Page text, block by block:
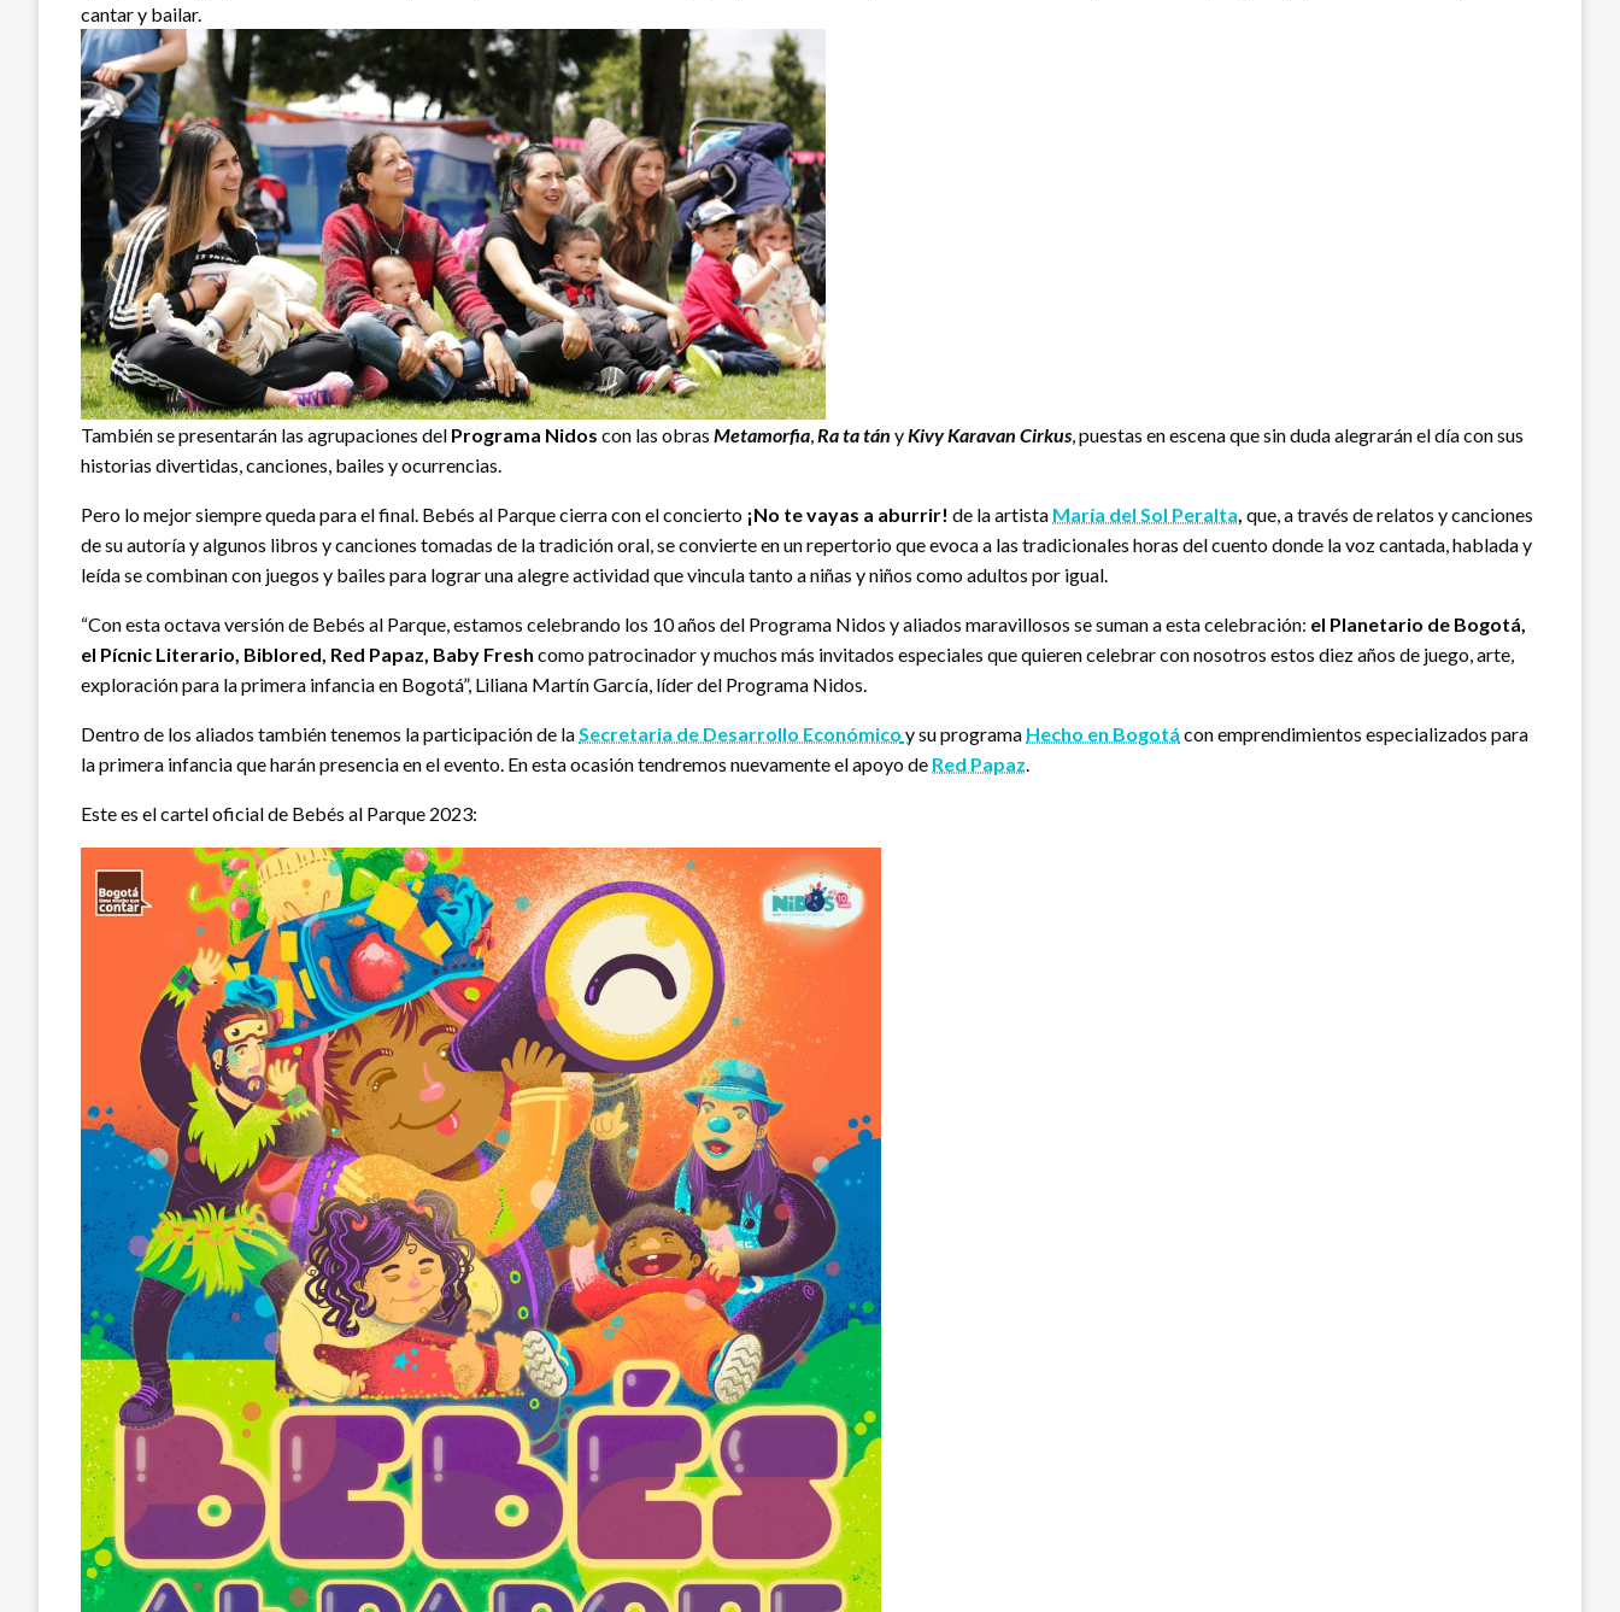
cantar y bailar.
También se presentarán las agrupaciones del Programa Nidos con las obras Metamorfia,Ra ta tán yKivy Karavan Cirkus, puestas en escena que sin duda alegrarán el día con sus
historias divertidas, canciones, bailes y ocurrencias.
Pero lo mejor siempre queda para el final. Bebés al Parque cierra con el concierto ¡No te vayas a aburrir! de la artista María del Sol Peralta, que, a través de relatos y canciones
de su autoría y algunos libros y canciones tomadas de la tradición oral, se convierte en un repertorio que evoca a las tradicionales horas del cuento donde la voz cantada, hablada y
leída se combinan con juegos y bailes para lograr una alegre actividad que vincula tanto a niñas y niños como adultos por igual.
“Con esta octava versión de Bebés al Parque, estamos celebrando los 10 años del Programa Nidos y aliados maravillosos se suman a esta celebración: el Planetario de Bogotá,
el Pícnic Literario, Biblored, Red Papaz, Baby Fresh como patrocinador y muchos más invitados especiales que quieren celebrar con nosotros estos diez años de juego, arte,
exploración para la primera infancia en Bogotá”, Liliana Martín García, líder del Programa Nidos.
Dentro de los aliados también tenemos la participación de laSecretaria de Desarrollo Económico y su programa Hecho en Bogotá con emprendimientos especializados para
la primera infancia que harán presencia en el evento. En esta ocasión tendremos nuevamente el apoyo de Red Papaz.
Este es el cartel oficial de Bebés al Parque 2023: